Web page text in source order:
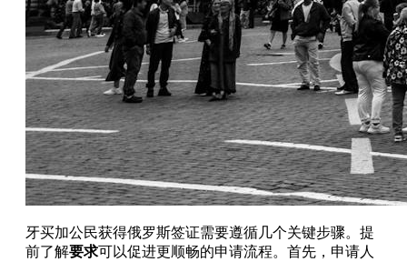
牙买加公民获得俄罗斯签证需要遵循几个关键步骤。提
前了解要求可以促进更顺畅的申请流程。首先，申请人